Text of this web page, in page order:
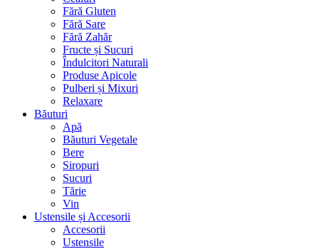
Fără Gluten
Fără Sare
Fără Zahăr
Fructe și Sucuri
Îndulcitori Naturali
Produse Apicole
Pulberi și Mixuri
Relaxare
Băuturi
Apă
Băuturi Vegetale
Bere
Siropuri
Sucuri
Tărie
Vin
Ustensile și Accesorii
Accesorii
Ustensile